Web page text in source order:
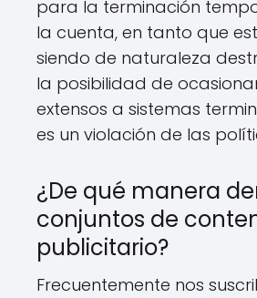
para la terminación
la cuenta, en tanto que
siendo de naturaleza
la posibilidad de
extensos a sistemas
es un violación de las
¿De qué manera
conjuntos de
publicitario?
Frecuentemente nos